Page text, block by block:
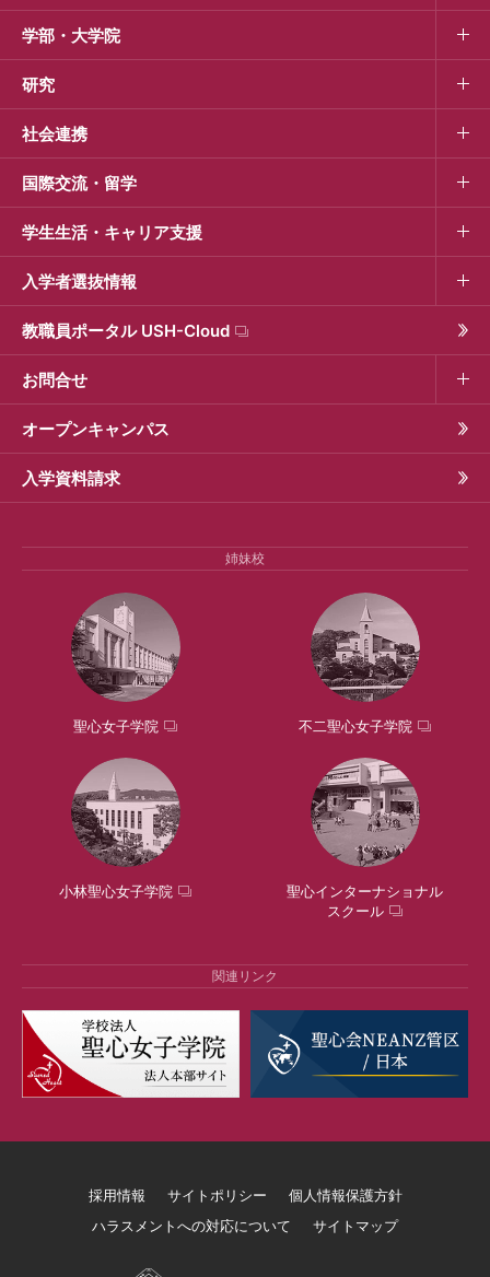
学部・大学院
研究
社会連携
国際交流・留学
学生生活・キャリア支援
入学者選抜情報
教職員ポータル USH-Cloud
お問合せ
オープンキャンパス
入学資料請求
姉妹校
聖心女子学院 不二聖心女子学院
小林聖心女子学院
聖心インターナショナル
スクール
関連リンク
採用情報 サイトポリシー
個人情報保護方針
ハラスメントへの対応について
サイトマップ